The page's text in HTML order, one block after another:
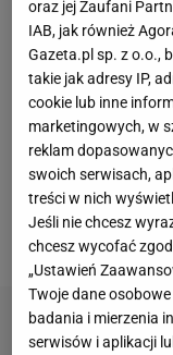
Garrosachciała
turnieju w Bad
planem. W
pokonała
następnie
6:1. Po
6:3, 6:2 już tylko
kolejnego tytułu.
oraz jej Zaufani
IAB, jak również
Gazeta.pl sp. z o.o.,
takie jak adresy IP,
cookie lub inne
marketingowych, w
reklam
swoich serwisach,
treści w nich
Jeśli nie chcesz
chcesz wycofać
„Ustawień
Twoje dane
badania i mierzenia
serwisów i aplikacji